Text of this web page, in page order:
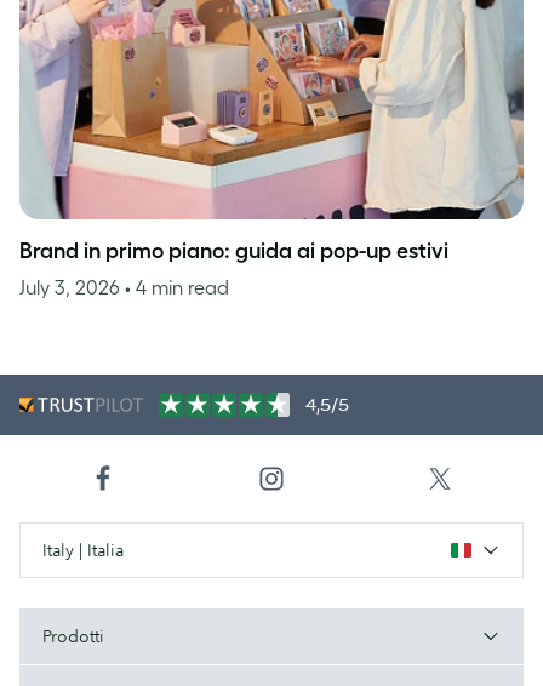
Brand in primo piano: guida ai pop-up estivi
July 3, 2026 • 4 min read
4,5/5
Italy | Italia
Prodotti